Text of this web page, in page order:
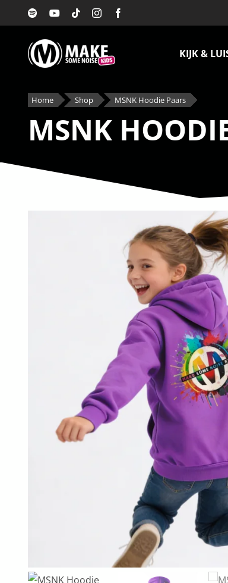
naar
inhoud
KIJK &
Home Shop MSNK Hoodie Paars
MSNK